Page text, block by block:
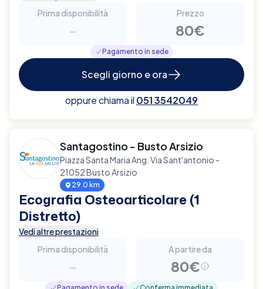
Prima disponibilità
-
Prezzo
80€
Pagamento in sede
Scegli giorno e ora
oppure chiama il 051 3542049
Santagostino - Busto Arsizio
Piazza Santa Maria Ang. Via Sant'antonio -
21052 Busto Arsizio
29.0 km
Ecografia Osteoarticolare (1
Distretto)
Vedi altre prestazioni
Prima disponibilità
-
A partire da
80€